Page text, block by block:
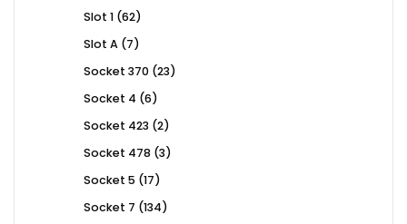
Slot 1 6262
Slot A 77
Socket 370 2323
Socket 4 66
Socket 423 22
Socket 478 33
Socket 5 1717
Socket 7 134134